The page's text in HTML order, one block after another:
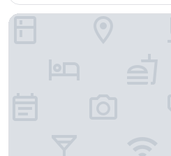
yorum)
Kordon Hotel Cankaya